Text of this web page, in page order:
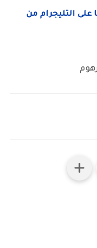
على التليجرام من